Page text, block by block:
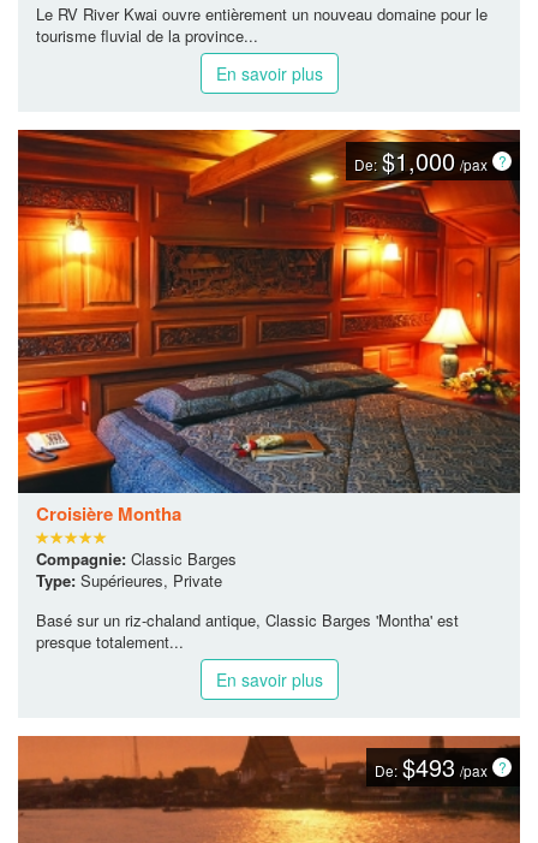
Le RV River Kwai ouvre entièrement un nouveau domaine pour le
tourisme fluvial de la province...
En savoir plus
De: $1,000 /pax
Croisière Montha
Compagnie: Classic Barges
Type: Supérieures, Private
Basé sur un riz-chaland antique, Classic Barges 'Montha' est
presque totalement...
En savoir plus
De: $493 /pax